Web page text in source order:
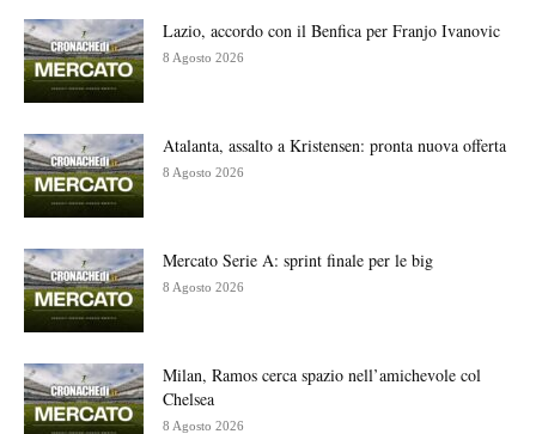
Lazio, accordo con il Benfica per Franjo Ivanovic
8 Agosto 2026
Atalanta, assalto a Kristensen: pronta nuova offerta
8 Agosto 2026
Mercato Serie A: sprint finale per le big
8 Agosto 2026
Milan, Ramos cerca spazio nell’amichevole col
Chelsea
8 Agosto 2026